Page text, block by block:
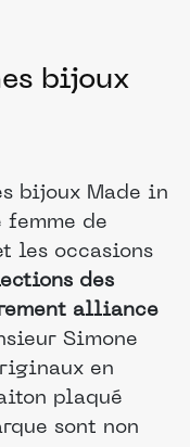
bijoux
bijoux Made in
femme de
les occasions
des
alliance
Simone
en
plaqué
sont non